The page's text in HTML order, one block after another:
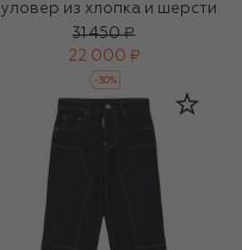
из хлопка и шерсти
31 450 ₽
22 000 ₽
-30%